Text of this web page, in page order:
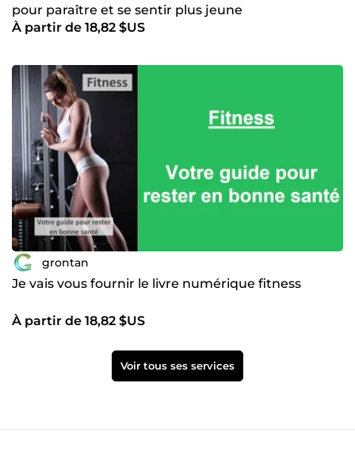
pour paraître et se sentir plus jeune
À partir de 18,82 $US
grontan
Je vais vous fournir le livre numérique fitness
À partir de 18,82 $US
Voir tous ses services